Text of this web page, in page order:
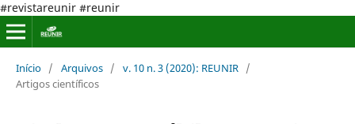
#revistareunir #reunir
Início / Arquivos / v. 10 n. 3 (2020): REUNIR /
Artigos científicos